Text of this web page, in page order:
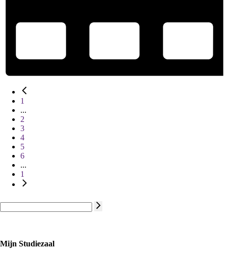
1
...
2
3
4
5
6
...
1
Mijn Studiezaal